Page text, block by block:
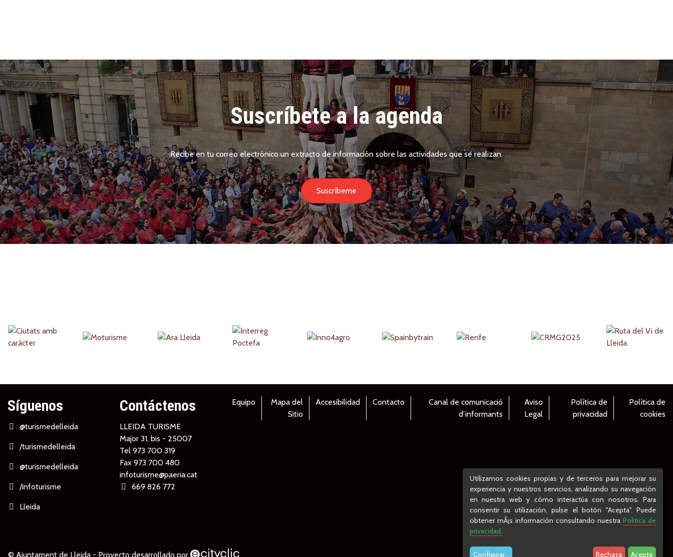
Suscríbete a la agenda
Recibe en tu correo electrónico un extracto de información sobre las actividades que se realizan.
Suscríbeme
Partners
Síguenos
@turismedelleida
/turismedelleida
@turismedelleida
/infoturisme
Lleida
Contáctenos
LLEIDA TURISME
Major 31, bis - 25007
Tel 973 700 319
Fax 973 700 480
infoturisme@paeria.cat
669 826 772
Equipo
Mapa del
Sitio
Accesibilidad Contacto
Canal de comunicació
d’informants
Aviso
Legal
Política de
privacidad
Política de
cookies
© Ajuntament de Lleida - Proyecto desarrollado por
Utilizamos cookies propias y de terceros para mejorar su
experiencia y nuestros servicios, analizando su navegación
en nuestra web y cómo interactúa con nosotros. Para
consentir su utilización, pulse el botón "Acepta". Puede
obtener mÃ¡s información consultando nuestra Política de
privacidad.
Configurar... Rechaza Acepta